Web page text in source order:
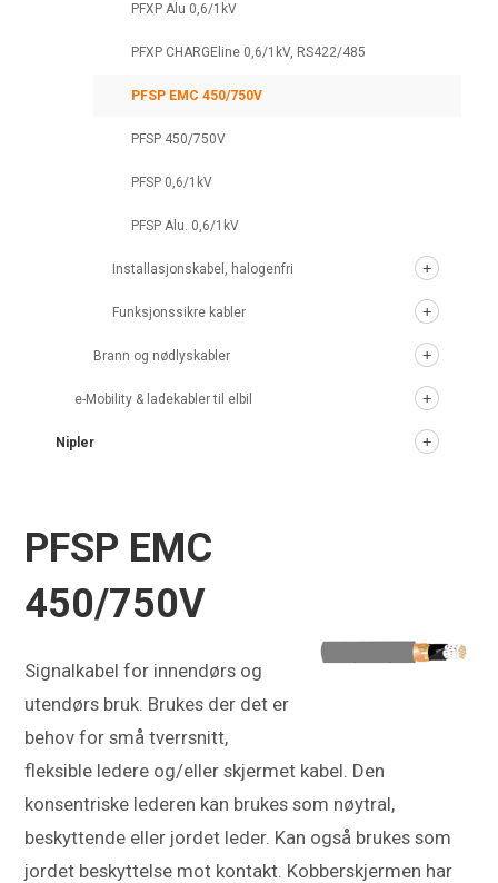
PFXP Alu 0,6/1kV
PFXP CHARGEline 0,6/1kV, RS422/485
PFSP EMC 450/750V
PFSP 450/750V
PFSP 0,6/1kV
PFSP Alu. 0,6/1kV
Installasjonskabel, halogenfri
Funksjonssikre kabler
Brann og nødlyskabler
e-Mobility & ladekabler til elbil
Nipler
PFSP EMC
450/750V
Signalkabel for innendørs og
utendørs bruk. Brukes der det er
behov for små tverrsnitt,
fleksible ledere og/eller skjermet kabel. Den
konsentriske lederen kan brukes som nøytral,
beskyttende eller jordet leder. Kan også brukes som
jordet beskyttelse mot kontakt. Kobberskjermen har